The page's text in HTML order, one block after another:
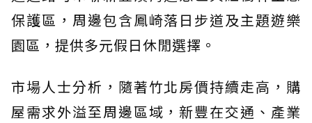
保護區，周邊包含鳳崎落日步道及主題遊樂
園區，提供多元假日休閒選擇。
市場人士分析，隨著竹北房價持續走高，購
屋需求外溢至周邊區域，新豐在交通、產業